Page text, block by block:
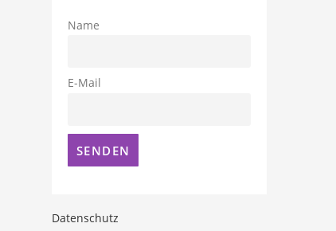
Name
E-Mail
Datenschutz